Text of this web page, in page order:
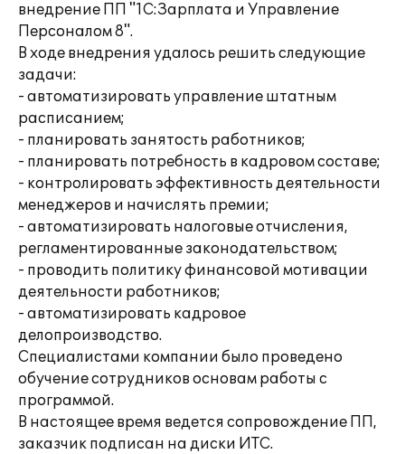
внедрение ПП "1С:Зарплата и Управление
Персоналом 8".
В ходе внедрения удалось решить следующие
задачи:
- автоматизировать управление штатным
расписанием;
- планировать занятость работников;
- планировать потребность в кадровом составе;
- контролировать эффективность деятельности
менеджеров и начислять премии;
- автоматизировать налоговые отчисления,
регламентированные законодательством;
- проводить политику финансовой мотивации
деятельности работников;
- автоматизировать кадровое
делопроизводство.
Специалистами компании было проведено
обучение сотрудников основам работы с
программой.
В настоящее время ведется сопровождение ПП,
заказчик подписан на диски ИТС.